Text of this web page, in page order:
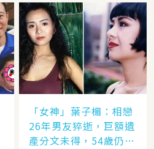
「女神」葉子楣：相戀
26年男友猝逝，巨額遺
產分文未得，54歲仍單